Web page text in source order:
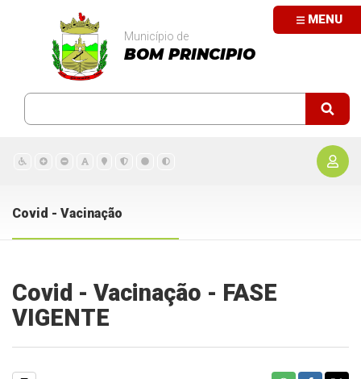
MENU
Município de
BOM PRINCIPIO
Covid - Vacinação
Covid - Vacinação - FASE
VIGENTE